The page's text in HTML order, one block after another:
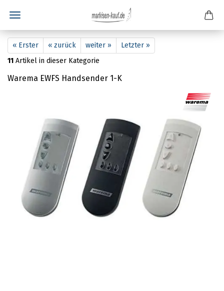
« Erster « zurück weiter »
Letzter »
11 Artikel in dieser Kategorie
Warema EWFS Handsender 1-K